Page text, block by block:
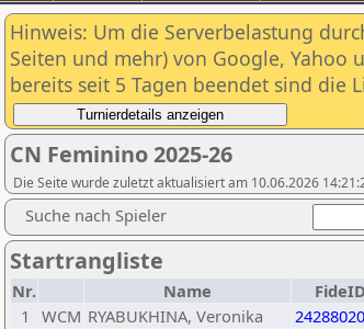
Hinweis: Um die Serverbelastung
Seiten und mehr) von Google, Yahoo
bereits seit 5 Tagen beendet sind die
CN Feminino 2025-26
Die Seite wurde zuletzt aktualisiert am 10.06.2026
Suche nach Spieler
Startrangliste
Nr. Name FideID
1
WCM RYABUKHINA, Veronika 24288020